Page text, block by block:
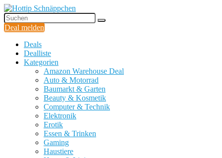
Deal melden
Deals
Dealliste
Kategorien
Amazon Warehouse Deal
Auto & Motorrad
Baumarkt & Garten
Beauty & Kosmetik
Computer & Technik
Elektronik
Erotik
Essen & Trinken
Gaming
Haustiere